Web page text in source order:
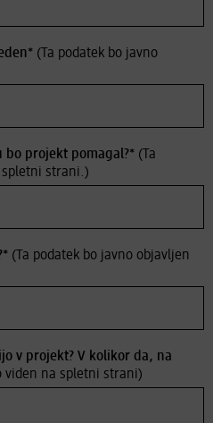
(Ta podatek bo javno
bo projekt pomagal?* (Ta
spletni strani.)
(Ta podatek bo javno objavljen
v projekt? V kolikor da, na
viden na spletni strani)